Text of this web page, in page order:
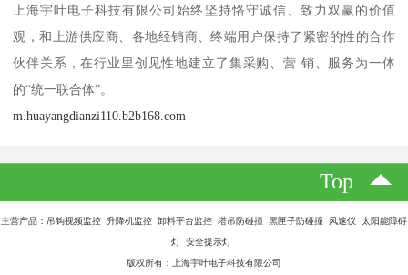
上海宇叶电子科技有限公司始终坚持恪守诚信、致力双赢的价值
观，和上游供应商、各地经销商、终端用户保持了紧密的性的合作
伙伴关系，在行业里创见性地建立了集采购、营 销、服务为一体
的“统一联合体”。
m.huayangdianzi110.b2b168.com
Top
主营产品：吊钩视频监控 升降机监控 卸料平台监控 塔吊防碰撞 黑匣子防碰撞 风速仪 太阳能障碍
灯 安全提示灯
版权所有：上海宇叶电子科技有限公司